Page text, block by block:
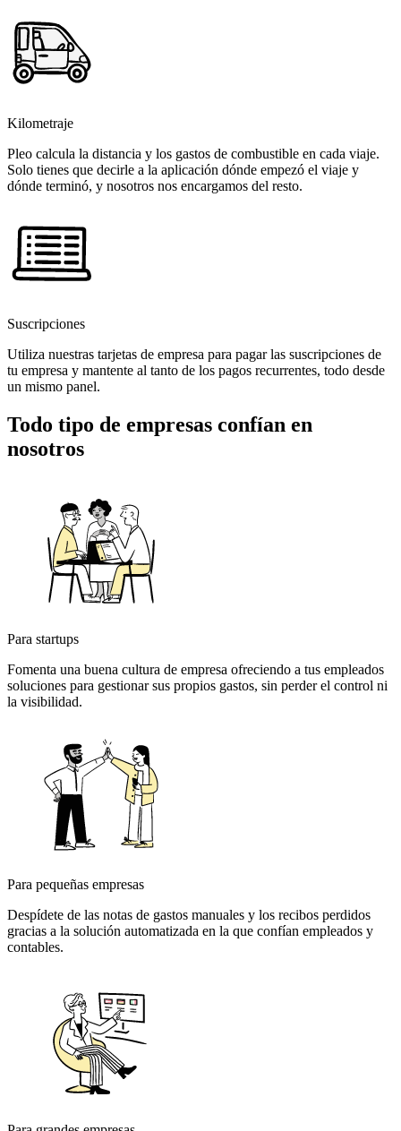
Kilometraje
Pleo calcula la distancia y los gastos de combustible en cada viaje.
Solo tienes que decirle a la aplicación dónde empezó el viaje y
dónde terminó, y nosotros nos encargamos del resto.
Suscripciones
Utiliza nuestras tarjetas de empresa para pagar las suscripciones de
tu empresa y mantente al tanto de los pagos recurrentes, todo desde
un mismo panel.
Todo tipo de empresas confían en
nosotros
Para startups
Fomenta una buena cultura de empresa ofreciendo a tus empleados
soluciones para gestionar sus propios gastos, sin perder el control ni
la visibilidad.
Para pequeñas empresas
Despídete de las notas de gastos manuales y los recibos perdidos
gracias a la solución automatizada en la que confían empleados y
contables.